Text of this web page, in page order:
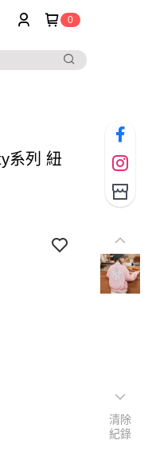
0
系列 紐
清除
紀錄